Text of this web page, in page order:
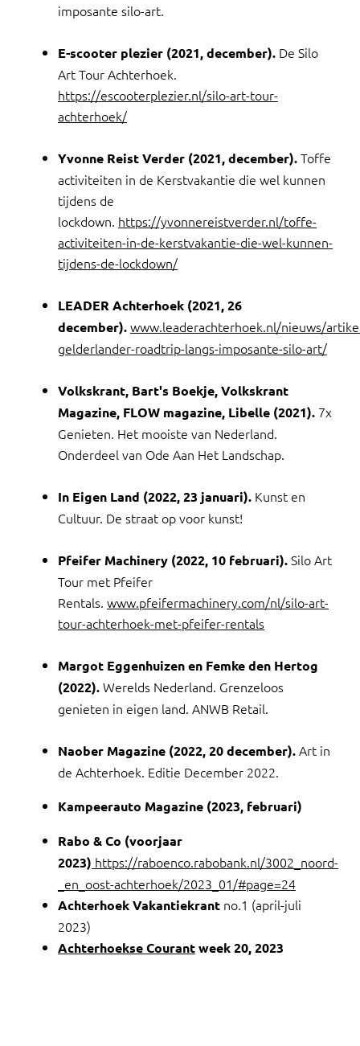
imposante silo-art.
E-scooter plezier (2021, december). De Silo
Art Tour Achterhoek.
https://escooterplezier.nl/silo-art-tour-
achterhoek/
Yvonne Reist Verder (2021, december).Toffe
activiteiten in de Kerstvakantie die wel kunnen
tijdens de
lockdown. https://yvonnereistverder.nl/toffe-
activiteiten-in-de-kerstvakantie-die-wel-kunnen-
tijdens-de-lockdown/
LEADER Achterhoek (2021, 26
december).www.leaderachterhoek.nl/nieuws/
gelderlander-roadtrip-langs-imposante-silo-art/
Volkskrant, Bart's Boekje, Volkskrant
Magazine, FLOW magazine, Libelle (2021). 7x
Genieten. Het mooiste van Nederland.
Onderdeel van Ode Aan Het Landschap.
In Eigen Land (2022, 23 januari). Kunst en
Cultuur. De straat op voor kunst!
Pfeifer Machinery (2022, 10 februari).Silo Art
Tour met Pfeifer
Rentals. www.pfeifermachinery.com/nl/silo-art-
tour-achterhoek-met-pfeifer-rentals
Margot Eggenhuizen en Femke den Hertog
(2022).Werelds Nederland. Grenzeloos
genieten in eigen land. ANWB Retail.
Naober Magazine (2022, 20 december).Art in
de Achterhoek. Editie December 2022.
Kampeerauto Magazine (2023, februari)
Rabo & Co (voorjaar
2023) https://raboenco.rabobank.nl/3002_noord-
_en_oost-achterhoek/2023_01/#page=24
Achterhoek Vakantiekrant no.1 (april-juli
2023)
Achterhoekse Courantweek 20, 2023